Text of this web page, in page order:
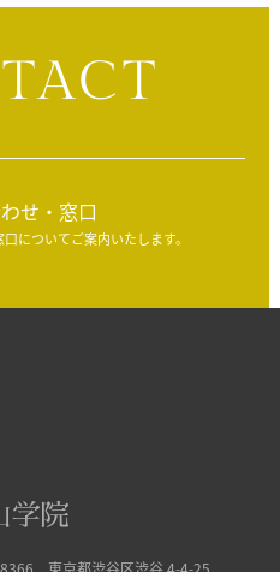
せ・窓口
についてご案内いたします。